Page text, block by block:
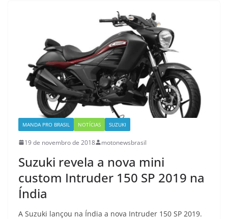
MANDA PRO BRASIL NOTÍCIAS SUZUKI
19 de novembro de 2018 motonewsbrasil
Suzuki revela a nova mini
custom Intruder 150 SP 2019 na
Índia
A Suzuki lançou na Índia a nova Intruder 150 SP 2019.